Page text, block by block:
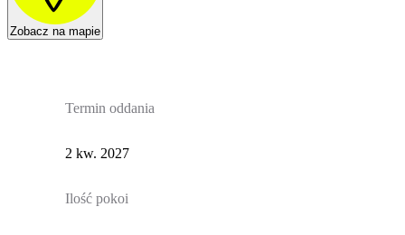
Zobacz na mapie
Termin oddania
2 kw. 2027
Ilość pokoi